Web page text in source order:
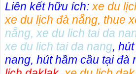
Liên kết hữu ích:xe du
xe du lịch đà nẵng, thue
nẵng,xe du lich tai da
xe du lich tai da nang,
nang, hút hầm cầu tại đà